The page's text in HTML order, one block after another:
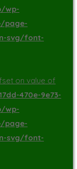
wp-
page-
svg/font-
on value of
470e-9e73-
wp-
page-
svg/font-